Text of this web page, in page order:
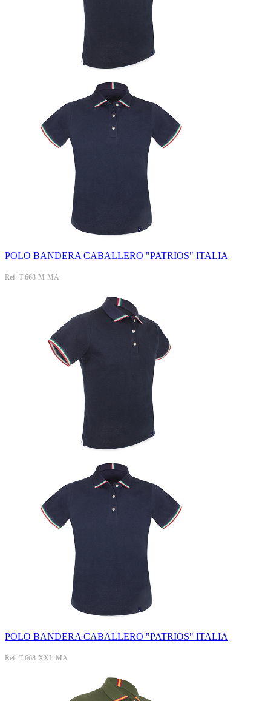
POLO BANDERA CABALLERO "PATRIOS" ITALIA
Ref: T-668-M-MA
POLO BANDERA CABALLERO "PATRIOS" ITALIA
Ref: T-668-XXL-MA